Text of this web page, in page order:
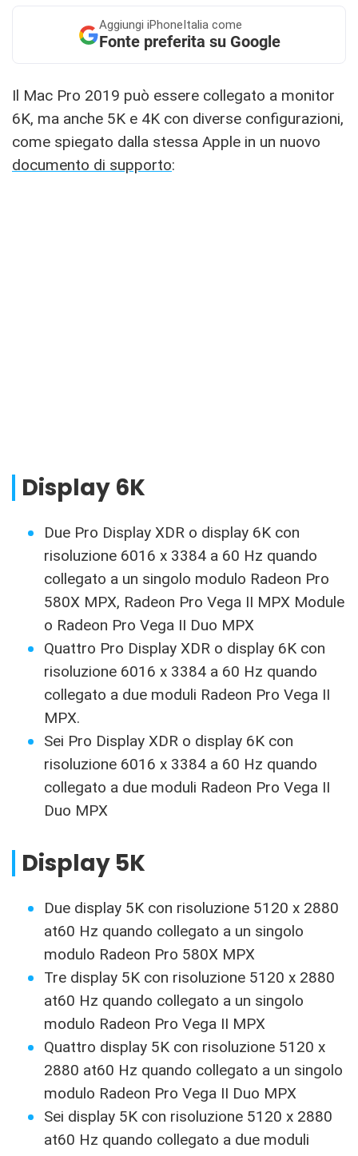
Aggiungi iPhoneItalia come
Fonte preferita su Google
Il Mac Pro 2019 può essere collegato a monitor
6K, ma anche 5K e 4K con diverse configurazioni,
come spiegato dalla stessa Apple in un nuovo
documento di supporto:
Display 6K
Due Pro Display XDR o display 6K con
risoluzione 6016 x 3384 a 60 Hz quando
collegato a un singolo modulo Radeon Pro
580X MPX, Radeon Pro Vega II MPX Module
o Radeon Pro Vega II Duo MPX
Quattro Pro Display XDR o display 6K con
risoluzione 6016 x 3384 a 60 Hz quando
collegato a due moduli Radeon Pro Vega II
MPX.
Sei Pro Display XDR o display 6K con
risoluzione 6016 x 3384 a 60 Hz quando
collegato a due moduli Radeon Pro Vega II
Duo MPX
Display 5K
Due display 5K con risoluzione 5120 x 2880
at60 Hz quando collegato a un singolo
modulo Radeon Pro 580X MPX
Tre display 5K con risoluzione 5120 x 2880
at60 Hz quando collegato a un singolo
modulo Radeon Pro Vega II MPX
Quattro display 5K con risoluzione 5120 x
2880 at60 Hz quando collegato a un singolo
modulo Radeon Pro Vega II Duo MPX
Sei display 5K con risoluzione 5120 x 2880
at60 Hz quando collegato a due moduli